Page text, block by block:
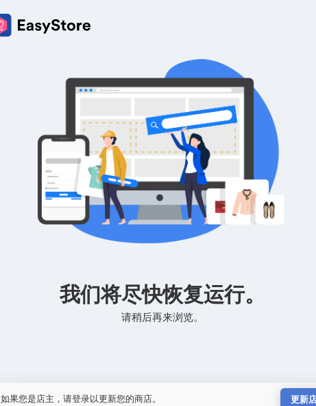
我们将尽快恢复运行。
请稍后再来浏览。
如果您是店主，请登录以更新您的商店。 更新